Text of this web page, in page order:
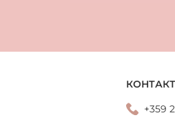
+359